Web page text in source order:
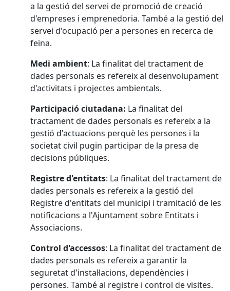
a la gestió del servei de promoció de creació
d'empreses i emprenedoria. També a la gestió del
servei d'ocupació per a persones en recerca de
feina.
Medi ambient: La finalitat del tractament de
dades personals es refereix al desenvolupament
d'activitats i projectes ambientals.
Participació ciutadana: La finalitat del
tractament de dades personals es refereix a la
gestió d'actuacions perquè les persones i la
societat civil pugin participar de la presa de
decisions públiques.
Registre d'entitats: La finalitat del tractament de
dades personals es refereix a la gestió del
Registre d'entitats del municipi i tramitació de les
notificacions a l'Ajuntament sobre Entitats i
Associacions.
Control d'accessos: La finalitat del tractament de
dades personals es refereix a garantir la
seguretat d'instal·lacions, dependències i
persones. També al registre i control de visites.